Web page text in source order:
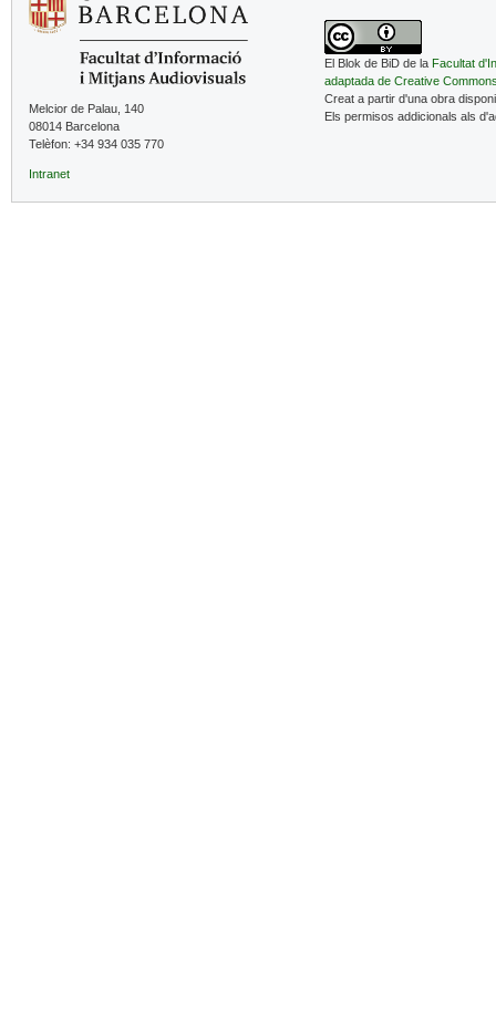
Melcior de Palau, 140
08014 Barcelona
Telèfon: +34 934 035 770
Intranet
El Blok de BiD de la Facultat
adaptada de Creative
Creat a partir d'una obra
Els permisos addicionals als